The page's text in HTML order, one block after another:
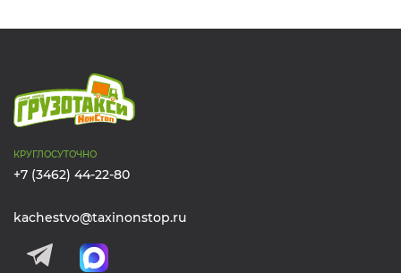
КРУГЛОСУТОЧНО
+7 (3462) 44-22-80
kachestvo@taxinonstop.ru